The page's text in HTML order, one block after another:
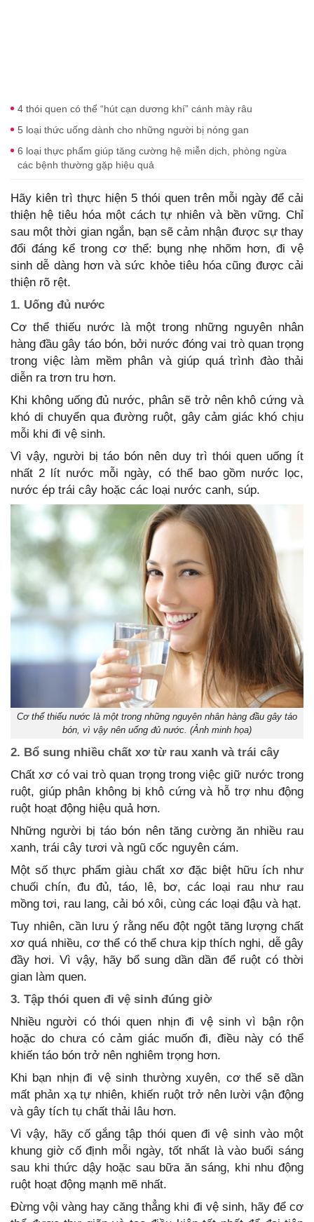
4 thói quen có thể “hút cạn dương khí” cánh mày râu
5 loại thức uống dành cho những người bị nóng gan
6 loại thực phẩm giúp tăng cường hệ miễn dịch, phòng ngừa
các bệnh thường gặp hiệu quả
Hãy kiên trì thực hiện 5 thói quen trên mỗi ngày để cải
thiện hệ tiêu hóa một cách tự nhiên và bền vững. Chỉ
sau một thời gian ngắn, bạn sẽ cảm nhận được sự thay
đổi đáng kể trong cơ thể: bụng nhẹ nhõm hơn, đi vệ
sinh dễ dàng hơn và sức khỏe tiêu hóa cũng được cải
thiện rõ rệt.
1. Uống đủ nước
Cơ thể thiếu nước là một trong những nguyên nhân
hàng đầu gây táo bón, bởi nước đóng vai trò quan trọng
trong việc làm mềm phân và giúp quá trình đào thải
diễn ra trơn tru hơn.
Khi không uống đủ nước, phân sẽ trở nên khô cứng và
khó di chuyển qua đường ruột, gây cảm giác khó chịu
mỗi khi đi vệ sinh.
Vì vậy, người bị táo bón nên duy trì thói quen uống ít
nhất 2 lít nước mỗi ngày, có thể bao gồm nước lọc,
nước ép trái cây hoặc các loại nước canh, súp.
Cơ thể thiếu nước là một trong những nguyên nhân hàng đầu gây táo
bón, vì vậy nên uống đủ nước. (Ảnh minh họa)
2. Bổ sung nhiều chất xơ từ rau xanh và trái cây
Chất xơ có vai trò quan trọng trong việc giữ nước trong
ruột, giúp phân không bị khô cứng và hỗ trợ nhu động
ruột hoạt động hiệu quả hơn.
Những người bị táo bón nên tăng cường ăn nhiều rau
xanh, trái cây tươi và ngũ cốc nguyên cám.
Một số thực phẩm giàu chất xơ đặc biệt hữu ích như
chuối chín, đu đủ, táo, lê, bơ, các loại rau như rau
mồng tơi, rau lang, cải bó xôi, cùng các loại đậu và hạt.
Tuy nhiên, cần lưu ý rằng nếu đột ngột tăng lượng chất
xơ quá nhiều, cơ thể có thể chưa kịp thích nghi, dễ gây
đầy hơi. Vì vậy, hãy bổ sung dần dần để ruột có thời
gian làm quen.
3. Tập thói quen đi vệ sinh đúng giờ
Nhiều người có thói quen nhịn đi vệ sinh vì bận rộn
hoặc do chưa có cảm giác muốn đi, điều này có thể
khiến táo bón trở nên nghiêm trọng hơn.
Khi bạn nhịn đi vệ sinh thường xuyên, cơ thể sẽ dần
mất phản xạ tự nhiên, khiến ruột trở nên lười vận động
và gây tích tụ chất thải lâu hơn.
Vì vậy, hãy cố gắng tập thói quen đi vệ sinh vào một
khung giờ cố định mỗi ngày, tốt nhất là vào buổi sáng
sau khi thức dậy hoặc sau bữa ăn sáng, khi nhu động
ruột hoạt động mạnh mẽ nhất.
Đừng vội vàng hay căng thẳng khi đi vệ sinh, hãy để cơ